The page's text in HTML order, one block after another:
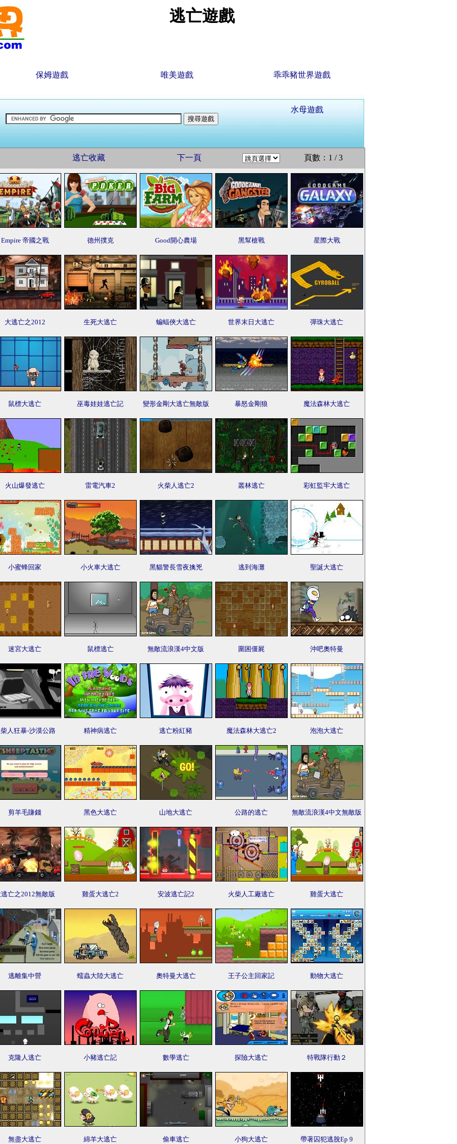
逃亡遊戲
保姆遊戲 唯美遊戲 乖乖豬世界遊戲
水母遊戲
逃亡收藏 下一頁 頁數：1 / 3
Empire 帝國之戰 德州撲克 Good開心農場 黑幫槍戰 星際大戰
大逃亡之2012 生死大逃亡 蝙蝠俠大逃亡 世界末日大逃亡 彈珠大逃亡
鼠標大逃亡 巫毒娃娃逃亡記 變形金剛大逃亡無敵版 暴怒金剛狼 魔法森林大逃亡
火山爆發逃亡 雷電汽車2 火柴人逃亡2 叢林逃亡 彩虹監牢大逃亡
小蜜蜂回家 小火車大逃亡 黑貓警長雪夜擒兇 逃到海灘 聖誕大逃亡
迷宮大逃亡 鼠標逃亡 無敵流浪漢4中文版 圍困僵屍 沖吧奧特曼
人狂暴-沙漠公路 精神病逃亡 逃亡粉紅豬 魔法森林大逃亡2 泡泡大逃亡
剪羊毛賺錢 黑色大逃亡 山地大逃亡 公路的逃亡 無敵流浪漢4中文無敵版
亡之2012無敵版 雞蛋大逃亡2 安波逃亡記2 火柴人工廠逃亡 雞蛋大逃亡
逃離集中營 蠕蟲大陸大逃亡 奧特曼大逃亡 王子公主回家記 動物大逃亡
克隆人逃亡 小豬逃亡記 數學逃亡 探險大逃亡 特戰隊行動２
無盡大逃亡 綿羊大逃亡 偷車逃亡 小狗大逃亡 帶著囚犯逃脫Ep 9